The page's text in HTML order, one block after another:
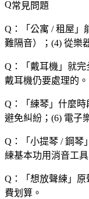
常見問題
Q：「 公寓 / 租屋 」
難隔音）；(4) 從樂
Q：「 戴耳機 」就完
戴耳機仍要處理的。
Q：「 練琴 」什麼時
避免糾紛；(6) 電子
Q：「 小提琴 / 鋼琴
練基本功用消音工
Q：「 想放聲練 」
費划算。